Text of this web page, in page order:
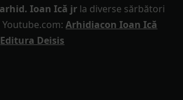
Ioan Ică jr la diverse sărbători
Arhidiacon Ioan Ică
Editura Deisis